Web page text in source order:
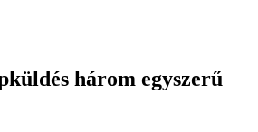
három egyszerű